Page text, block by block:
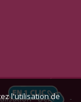
Bexter-
l'utilisation de